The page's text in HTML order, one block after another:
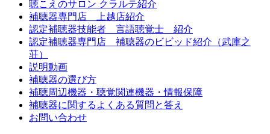
聴こえのサロン クラルテ紹介
補聴器専門店 上越店紹介
認定補聴器技能者 言語聴覚士 紹介
認定補聴器専門店 補聴器のビビッド紹介（武庫之
荘）
説明動画
補聴器の選び方
補聴周辺機器・聴覚関連機器・情報保障
補聴器に関するよくある質問と答え
お問い合わせ